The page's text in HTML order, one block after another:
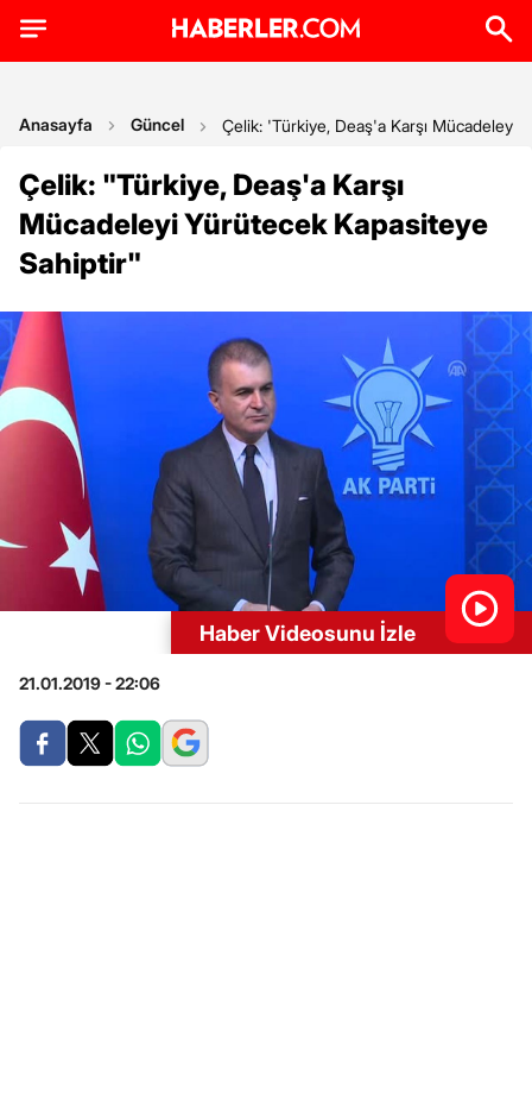
Anasayfa Güncel Çelik: 'Türkiye, Deaş'a Karşı Mücadeleyi
Çelik: "Türkiye, Deaş'a Karşı
Mücadeleyi Yürütecek Kapasiteye
Sahiptir"
Haber Videosunu İzle
21.01.2019 - 22:06